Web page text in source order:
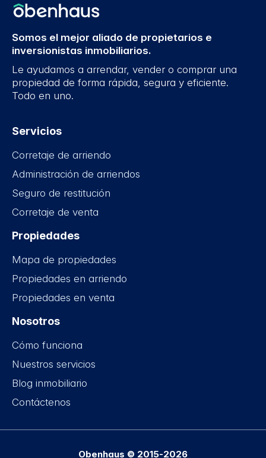
Somos el mejor aliado de propietarios e
inversionistas inmobiliarios.
Le ayudamos a arrendar, vender o comprar una
propiedad de forma rápida, segura y eficiente.
Todo en uno.
Servicios
Corretaje de arriendo
Administración de arriendos
Seguro de restitución
Corretaje de venta
Propiedades
Mapa de propiedades
Propiedades en arriendo
Propiedades en venta
Nosotros
Cómo funciona
Nuestros servicios
Blog inmobiliario
Contáctenos
Obenhaus © 2015-2026